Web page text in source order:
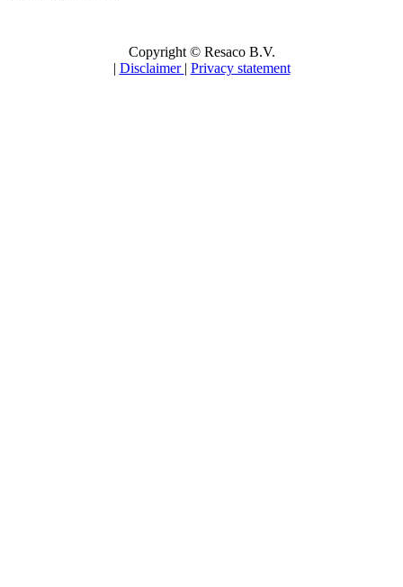
Copyright © Resaco B.V.
| Disclaimer | Privacy statement